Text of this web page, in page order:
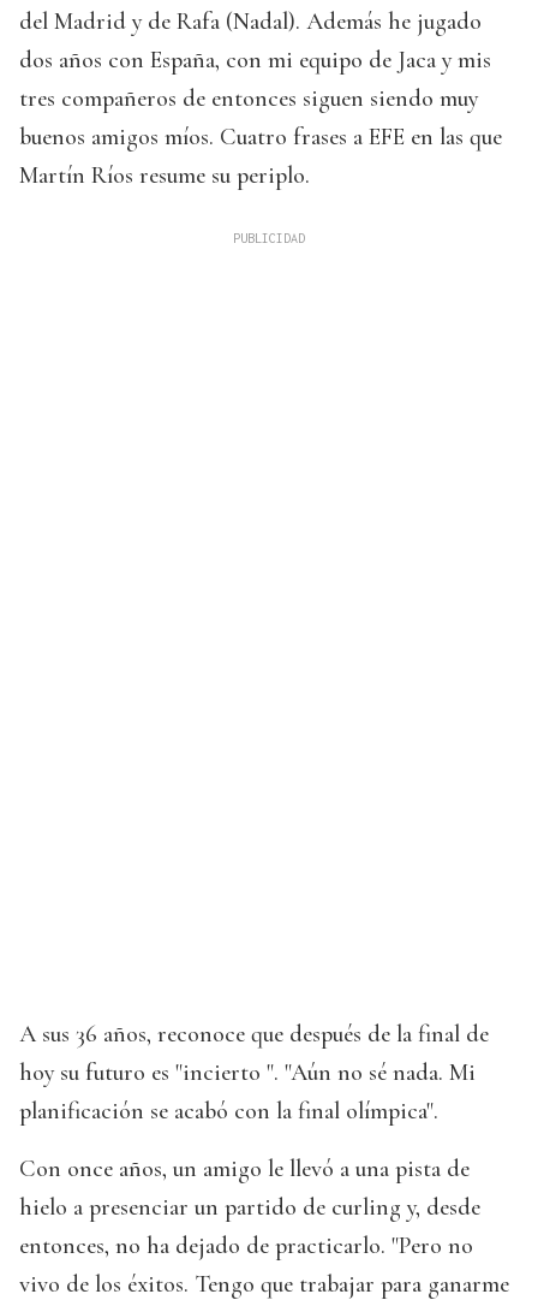
del Madrid y de Rafa (Nadal). Además he jugado
dos años con España, con mi equipo de Jaca y mis
tres compañeros de entonces siguen siendo muy
buenos amigos míos. Cuatro frases a EFE en las que
Martín Ríos resume su periplo.
A sus 36 años, reconoce que después de la final de
hoy su futuro es "incierto ". "Aún no sé nada. Mi
planificación se acabó con la final olímpica".
Con once años, un amigo le llevó a una pista de
hielo a presenciar un partido de curling y, desde
entonces, no ha dejado de practicarlo. "Pero no
vivo de los éxitos. Tengo que trabajar para ganarme